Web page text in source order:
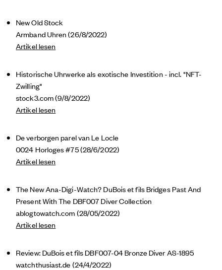
New Old Stock
Armband Uhren (26/8/2022)
Artikel lesen
Historische Uhrwerke als exotische Investition - incl. "NFT-
Zwilling"
stock3.com (9/8/2022)
Artikel lesen
De verborgen parel van Le Locle
0024 Horloges #75 (28/6/2022)
Artikel lesen
The New Ana-Digi-Watch? DuBois et fils Bridges Past And
Present With The DBF007 Diver Collection
ablogtowatch.com (28/05/2022)
Artikel lesen
Review: DuBois et fils DBF007-04 Bronze Diver AS-1895
watchthusiast.de(24/4/2022)